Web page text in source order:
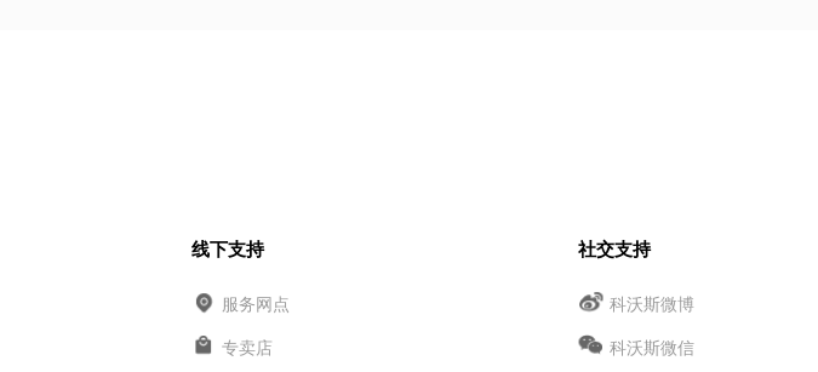
线下支持
服务网点
专卖店
社交支持
科沃斯微博
科沃斯微信